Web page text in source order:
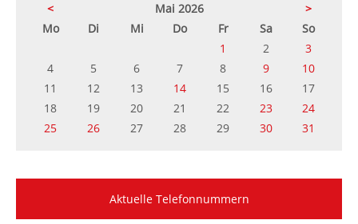
< Mai 2026
>
Montag Di enstagMittwochDonnerstag
Freitag SamstagSonntag
1
2
3
4
5 6 7 8 9
10
11
12 13 14 15 16
17
18
19 20 21 22 23
24
25
26 27 28 29 30 31
Aktuelle Telefonnummern